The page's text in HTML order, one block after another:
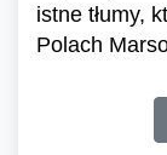
istne tłumy,
Polach